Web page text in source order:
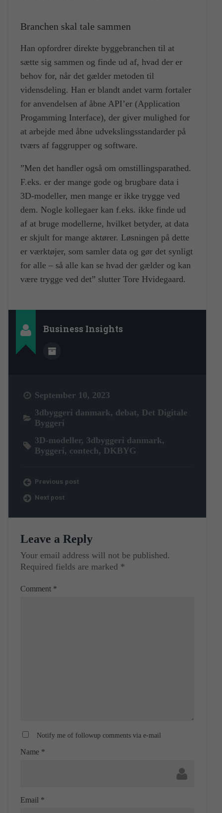
Branchen skal tale sammen
Han opfordrer direkte byggebranchen til at
sætte sig sammen og finde ud af, hvad der er
behov for, når det gælder metoden til
vidensdeling. Han er blandt andet varm fortaler
for anvendelsen af åbne API’er (Application
Progamming Interface), der giver mulighed for
at arbejde med åbne udvekslingsstandarder på
tværs af faggrupper og software.
”Men det handler også om omstillingsparathed.
F.eks. er der mange gode og brugbare data i
3D-modeller, men mange er ikke trygge ved
dem. Nogle kollegaer kan f.eks. ikke finde ud
af at bruge modellerne, hvilket betyder, at data
er skjult for mange aktører. Løsningen på dette
er værktøjer, som samler data og gør det synligt
for alle – så alle kan se hvad der gælder og kan
være trygge ved det” slutter Tore Hvidegaard.
Business Insights
September 10, 2023
3dbyggeri danmark, debat, Det Digitale
Byggeri
3D-modeller, 3dbyggeri danmark,
Byggeri, contech, DKBYG
Previous post
Next post
Leave a Reply
Your email address will not be published.
Required fields are marked *
Comment *
Notify me of followup comments via e-mail
Name *
Email *